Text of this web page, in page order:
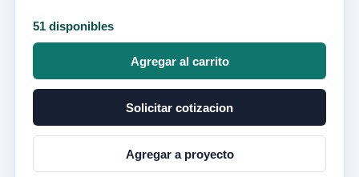
51 disponibles
Agregar al carrito
Solicitar cotizacion
Agregar a proyecto